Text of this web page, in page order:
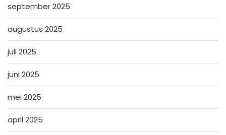
september 2025
augustus 2025
juli 2025
juni 2025
mei 2025
april 2025